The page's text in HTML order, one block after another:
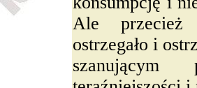
Ale
ostrzegało i